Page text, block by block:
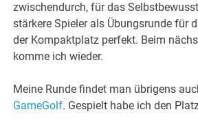
zwischendurch, für das
stärkere Spieler als Übungsrunde für
der Kompaktplatz perfekt. Beim
komme ich wieder.
Meine Runde findet man übrigens
GameGolf. Gespielt habe ich den